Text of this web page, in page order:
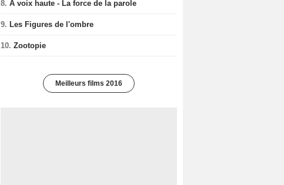
8. A voix haute - La force de la parole
9. Les Figures de l'ombre
10. Zootopie
Meilleurs films 2016